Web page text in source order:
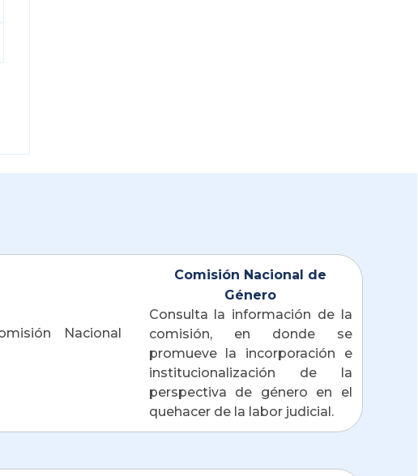
Comisión Nacional de
Género
Consulta la información de la
comisión, en donde se
promueve la incorporación e
institucionalización de la
perspectiva de género en el
quehacer de la labor judicial.